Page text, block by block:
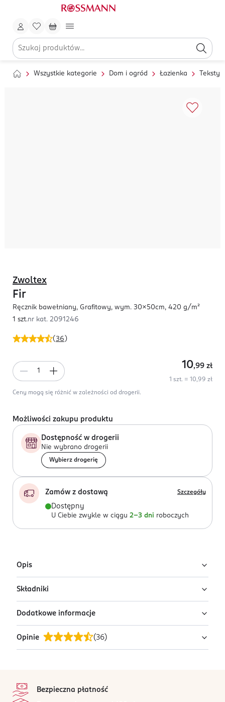
Wszystkie kategorie Dom i ogród Łazienka
(36 )
Zwoltex
Fir
Ręcznik bawełniany, Grafitowy, wym. 30x50cm, 420 g/m²
1 szt.nr kat. 2091246
10,99 zł
1 szt. = 10,99 zł
Ceny mogą się różnić w zależności od drogerii.
Możliwości zakupu produktu
Dostępność w drogerii
Nie wybrano drogerii
Wybierz drogerię
Zamów z dostawą Szczegóły
Dostępny
U Ciebie zwykle w ciągu 2-3 dni roboczych
Opis
Grafitowy ręcznik łazienkowy marki Zwoltex, wykonany
z wysokiej jakości bawełny egipskiej.
Produkt, o wymiarach 30 x 50 cm, wyróżnia się
miękkością i wysoką chłonnością.
Składniki
100% bawełna egipska
Dodatkowe informacje
PRZYGOTOWANIE I STOSOWANIE
Prać z podobnymi kolorami.
Zwoltex sp. z o.o.
ul. Spacerowa 13
Opinie (36)
Bezpieczna płatność